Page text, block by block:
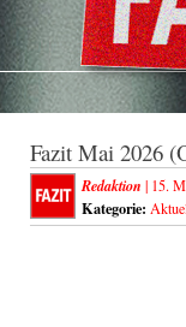
Fazit Mai 2026
Redaktion | 15.
Kategorie: